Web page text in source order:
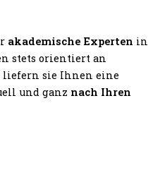
akademische Experten in
stets orientiert an
liefern sie Ihnen eine
und ganz nach Ihren